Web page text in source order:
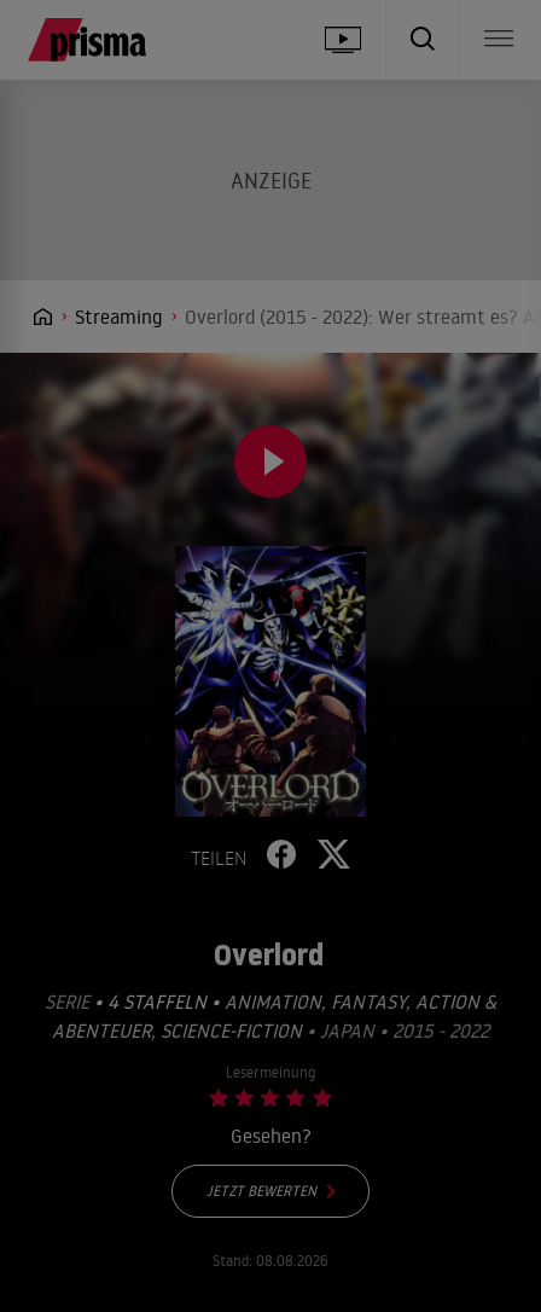
Streaming Overlord (2015 - 2022): Wer streamt es?
TEILEN
Overlord
SERIE • 4 STAFFELN • ANIMATION, FANTASY, ACTION &
ABENTEUER, SCIENCE-FICTION• JAPAN • 2015 - 2022
Lesermeinung
Gesehen?
JETZT BEWERTEN
Stand: 08.08.2026